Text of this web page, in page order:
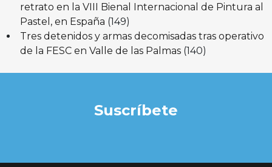
retrato en la VIII Bienal Internacional de Pintura al
Pastel, en España (149)
Tres detenidos y armas decomisadas tras operativo
de la FESC en Valle de las Palmas (140)
Suscríbete